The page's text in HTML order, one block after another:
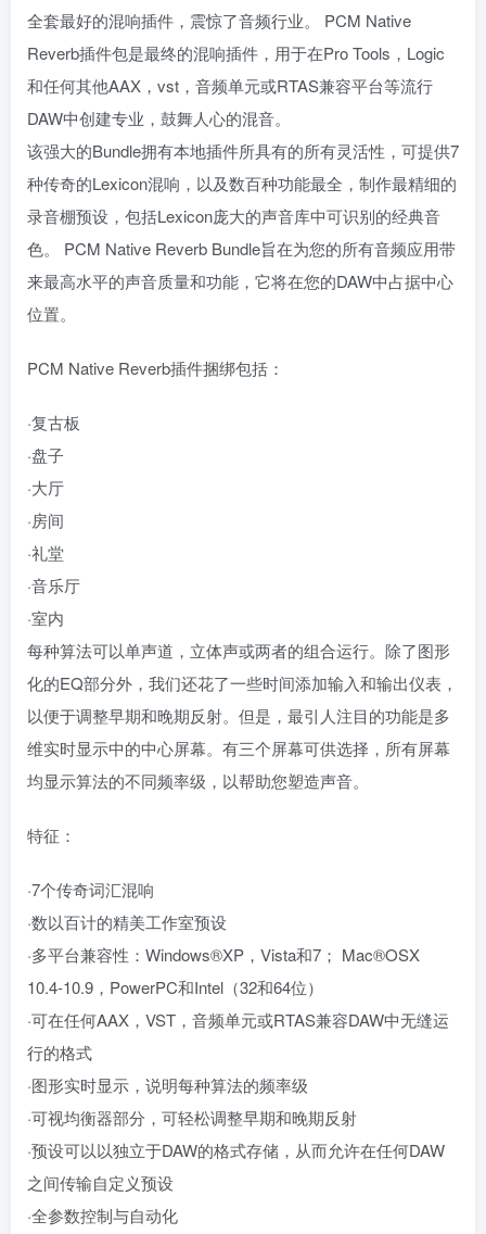
全套最好的混响插件，震惊了音频行业。 PCM Native
Reverb插件包是最终的混响插件，用于在Pro Tools，Logic
和任何其他AAX，vst，音频单元或RTAS兼容平台等流行
DAW中创建专业，鼓舞人心的混音。
该强大的Bundle拥有本地插件所具有的所有灵活性，可提供7
种传奇的Lexicon混响，以及数百种功能最全，制作最精细的
录音棚预设，包括Lexicon庞大的声音库中可识别的经典音
色。 PCM Native Reverb Bundle旨在为您的所有音频应用带
来最高水平的声音质量和功能，它将在您的DAW中占据中心
位置。
PCM Native Reverb插件捆绑包括：
·复古板
·盘子
·大厅
·房间
·礼堂
·音乐厅
·室内
每种算法可以单声道，立体声或两者的组合运行。除了图形
化的EQ部分外，我们还花了一些时间添加输入和输出仪表，
以便于调整早期和晚期反射。但是，最引人注目的功能是多
维实时显示中的中心屏幕。有三个屏幕可供选择，所有屏幕
均显示算法的不同频率级，以帮助您塑造声音。
特征：
·7个传奇词汇混响
·数以百计的精美工作室预设
·多平台兼容性：Windows®XP，Vista和7； Mac®OSX
10.4-10.9，PowerPC和Intel（32和64位）
·可在任何AAX，VST，音频单元或RTAS兼容DAW中无缝运
行的格式
·图形实时显示，说明每种算法的频率级
·可视均衡器部分，可轻松调整早期和晚期反射
·预设可以以独立于DAW的格式存储，从而允许在任何DAW
之间传输自定义预设
·全参数控制与自动化